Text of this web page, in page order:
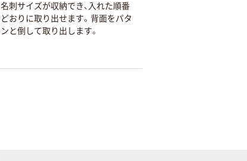
名刺サイズが収納でき、入れた順番
どおりに取り出せます。背面をパタ
ンと倒して取り出します。
トヨダプロダク
ツ 受付プレー